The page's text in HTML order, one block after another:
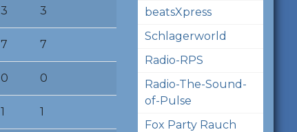
3 3
7 7
0 0
1 1
beatsXpress
Schlagerworld
Radio-RPS
Radio-The-Sound-
of-Pulse
Fox Party Rauch